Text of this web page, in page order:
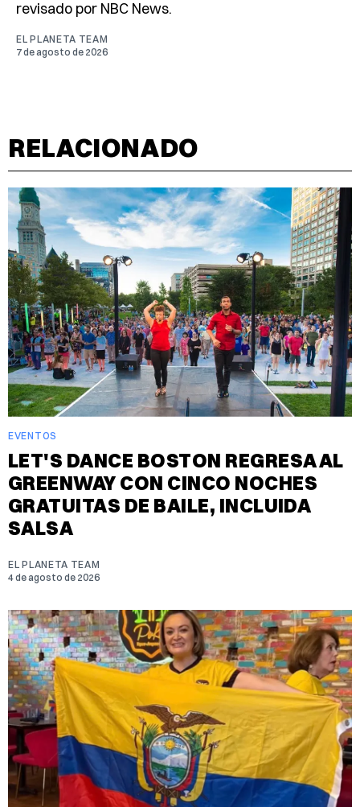
revisado por NBC News.
EL PLANETA TEAM
7 de agosto de 2026
RELACIONADO
EVENTOS
LET'S DANCE BOSTON REGRESA AL
GREENWAY CON CINCO NOCHES
GRATUITAS DE BAILE, INCLUIDA
SALSA
EL PLANETA TEAM
4 de agosto de 2026